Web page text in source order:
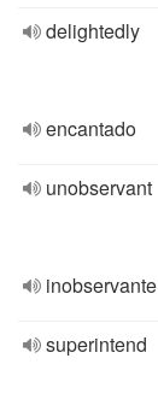
delightedly
encantado
unobservant
inobservante
superintend